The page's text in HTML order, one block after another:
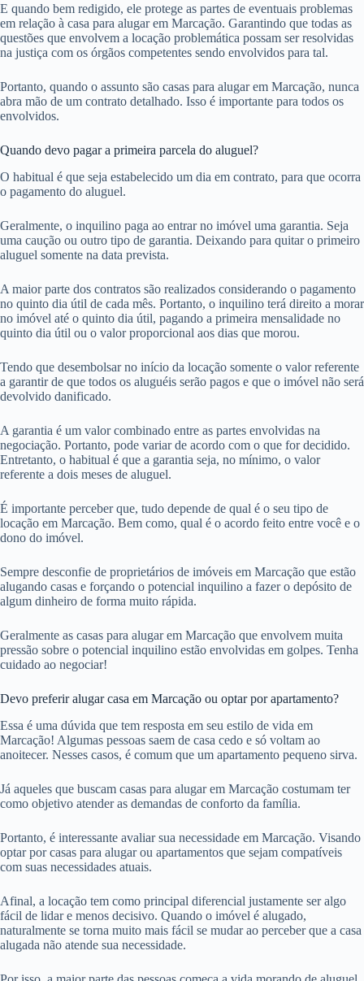
E quando bem redigido, ele protege as partes de eventuais problemas
em relação à casa para alugar em Marcação. Garantindo que todas as
questões que envolvem a locação problemática possam ser resolvidas
na justiça com os órgãos competentes sendo envolvidos para tal.
Portanto, quando o assunto são casas para alugar em Marcação, nunca
abra mão de um contrato detalhado. Isso é importante para todos os
envolvidos.
Quando devo pagar a primeira parcela do aluguel?
O habitual é que seja estabelecido um dia em contrato, para que ocorra
o pagamento do aluguel.
Geralmente, o inquilino paga ao entrar no imóvel uma garantia. Seja
uma caução ou outro tipo de garantia. Deixando para quitar o primeiro
aluguel somente na data prevista.
A maior parte dos contratos são realizados considerando o pagamento
no quinto dia útil de cada mês. Portanto, o inquilino terá direito a morar
no imóvel até o quinto dia útil, pagando a primeira mensalidade no
quinto dia útil ou o valor proporcional aos dias que morou.
Tendo que desembolsar no início da locação somente o valor referente
a garantir de que todos os aluguéis serão pagos e que o imóvel não será
devolvido danificado.
A garantia é um valor combinado entre as partes envolvidas na
negociação. Portanto, pode variar de acordo com o que for decidido.
Entretanto, o habitual é que a garantia seja, no mínimo, o valor
referente a dois meses de aluguel.
É importante perceber que, tudo depende de qual é o seu tipo de
locação em Marcação. Bem como, qual é o acordo feito entre você e o
dono do imóvel.
Sempre desconfie de proprietários de imóveis em Marcação que estão
alugando casas e forçando o potencial inquilino a fazer o depósito de
algum dinheiro de forma muito rápida.
Geralmente as casas para alugar em Marcação que envolvem muita
pressão sobre o potencial inquilino estão envolvidas em golpes. Tenha
cuidado ao negociar!
Devo preferir alugar casa em Marcação ou optar por apartamento?
Essa é uma dúvida que tem resposta em seu estilo de vida em
Marcação! Algumas pessoas saem de casa cedo e só voltam ao
anoitecer. Nesses casos, é comum que um apartamento pequeno sirva.
Já aqueles que buscam casas para alugar em Marcação costumam ter
como objetivo atender as demandas de conforto da família.
Portanto, é interessante avaliar sua necessidade em Marcação. Visando
optar por casas para alugar ou apartamentos que sejam compatíveis
com suas necessidades atuais.
Afinal, a locação tem como principal diferencial justamente ser algo
fácil de lidar e menos decisivo. Quando o imóvel é alugado,
naturalmente se torna muito mais fácil se mudar ao perceber que a casa
alugada não atende sua necessidade.